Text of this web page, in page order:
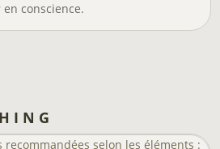
conscience.